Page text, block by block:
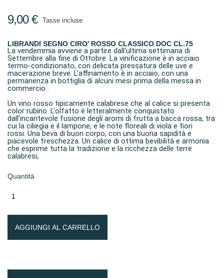
9,00 € Tasse incluse
LIBRANDI SEGNO CIRO' ROSSO CLASSICO DOC CL.75
La vendemmia avviene a partire dall'ultima settimana di
Settembre alla fine di Ottobre. La vinificazione è in acciaio
termo-condizionato, con delicata pressatura delle uve e
macerazione breve. L'affinamento è in acciaio, con una
permanenza in bottiglia di alcuni mesi prima della messa in
commercio .
Un vino rosso tipicamente calabrese che al calice si presenta
color rubino. L'olfatto è letteralmente conquistato
dall'incantevole fusione degli aromi di frutta a bacca rossa, tra
cui la ciliegia e il lampone, e le note floreali di viola e fiori
rossi. Una beva di buon corpo, con una buona sapidità e
piacevole freschezza. Un calice di ottima bevibilità e armonia
che esprime tutta la tradizione e la ricchezza delle terre
calabresi;
Quantità
AGGIUNGI AL CARRELLO